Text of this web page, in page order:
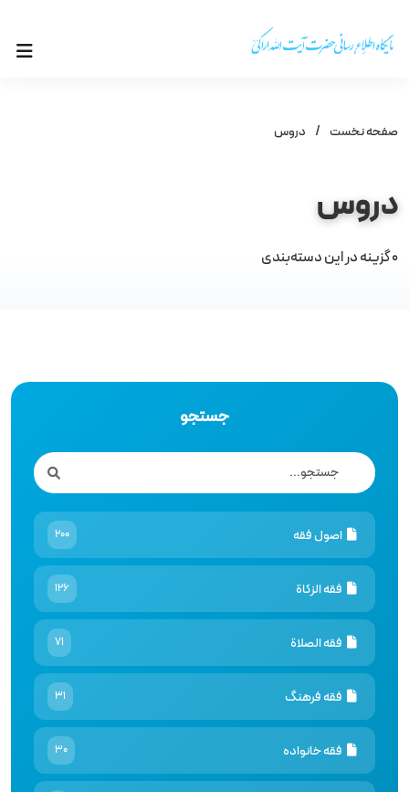
صفحه نخست / دروس
دروس
0گزینه در این دسته‌بندی
جستجو
اصول فقه 200
فقه الزكاة 126
فقه الصلاة 71
فقه فرهنگ 31
فقه خانواده 30